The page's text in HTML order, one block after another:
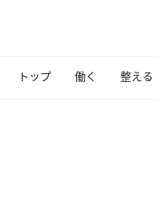
トップ 働く 整える